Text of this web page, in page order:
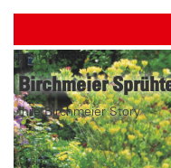
Birchmeier
Ihre Birchmeier Story
birchmeier.com